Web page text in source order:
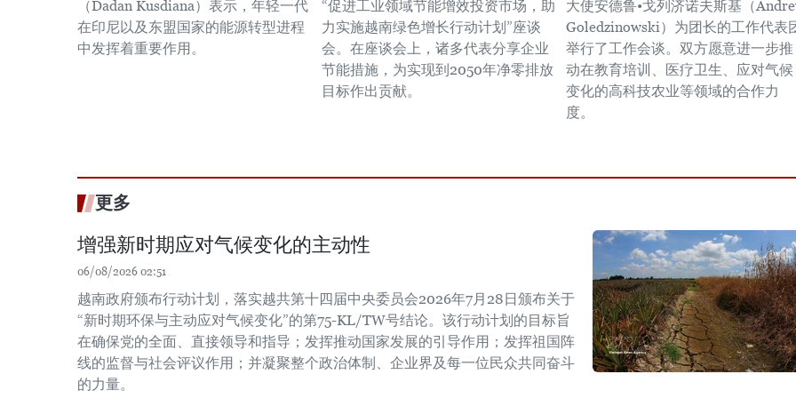
（Dadan Kusdiana）表示，年轻一代
在印尼以及东盟国家的能源转型进程
中发挥着重要作用。
“促进工业领域节能增效投资市场，助
力实施越南绿色增长行动计划”座谈
会。在座谈会上，诸多代表分享企业
节能措施，为实现到2050年净零排放
目标作出贡献。
大使安德鲁•戈列济诺夫斯基（
Goledzinowski）为团长的工作代表
举行了工作会谈。双方愿意进一步推
动在教育培训、医疗卫生、应对气候
变化的高科技农业等领域的合作力
度。 ​
更多
增强新时期应对气候变化的主动性
06/08/2026 02:51
越南政府颁布行动计划，落实越共第十四届中央委员会2026年7月28日颁布关于
“新时期环保与主动应对气候变化”的第75-KL/TW号结论。该行动计划的目标旨
在确保党的全面、直接领导和指导；发挥推动国家发展的引导作用；发挥祖国阵
线的监督与社会评议作用；并凝聚整个政治体制、企业界及每一位民众共同奋斗
的力量。